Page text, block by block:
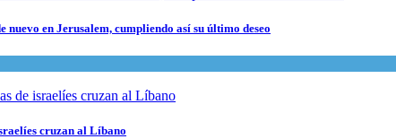
nuevo en Jerusalem, cumpliendo así su último deseo
cruzan al Líbano